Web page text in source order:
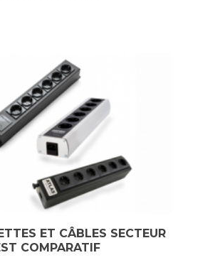
ET CÂBLES SECTEUR
COMPARATIF